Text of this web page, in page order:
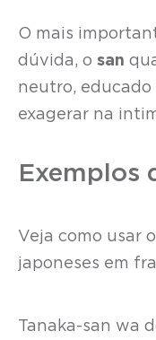
O mais
dúvida, o san
neutro, educado
exagerar na
Exemplos
Veja como usar
japoneses em
Tanaka-san wa